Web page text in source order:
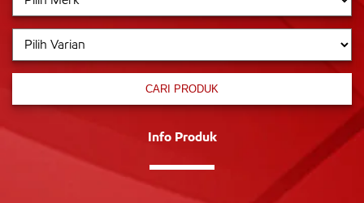
CARI PRODUK
Info Produk